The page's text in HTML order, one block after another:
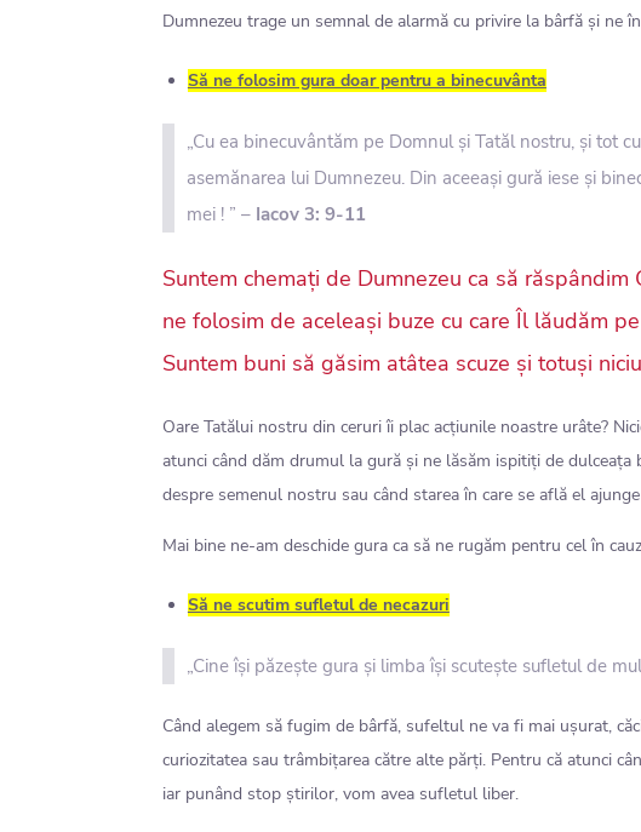
Dumnezeu trage un semnal de alarmă cu privire la bârfă și ne
Să ne folosim gura doar pentru a binecuvânta
„Cu ea binecuvântăm pe Domnul și Tatăl nostru, și tot
asemănarea lui Dumnezeu. Din aceeași gură iese și
mei ! ” – Iacov 3: 9-11
Suntem chemați de Dumnezeu ca să
ne folosim de aceleași buze cu care Îl lăudăm
Suntem buni să găsim atâtea scuze și totuși
Oare Tatălui nostru din ceruri îi plac acțiunile noastre urâte?
atunci când dăm drumul la gură și ne lăsăm ispitiți de
despre semenul nostru sau când starea în care se află el
Mai bine ne-am deschide gura ca să ne rugăm pentru cel în
Să ne scutim sufletul de necazuri
„Cine își păzește gura și limba își scutește sufletul de
Când alegem să fugim de bârfă, sufeltul ne va fi mai ușurat,
curiozitatea sau trâmbițarea către alte părți. Pentru că atunci
iar punând stop știrilor, vom avea sufletul liber.